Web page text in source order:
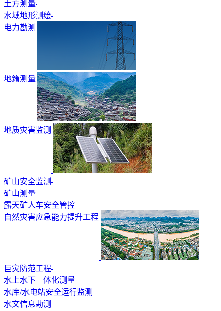
土方测量
水域地形测绘
电力勘测
地籍测量
地质灾害监测
矿山安全监测
矿山测量
露天矿人车安全管控
自然灾害应急能力提升工程
巨灾防范工程
水上水下—体化测量
水库/水电站安全运行监测
水文信息勘测